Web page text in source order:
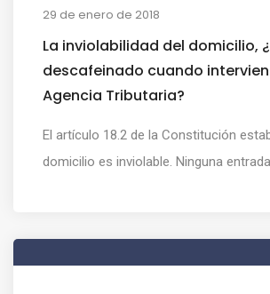
29 de enero de 2018
La inviolabilidad del domicilio,
descafeinado cuando
Agencia Tributaria?
El artículo 18.2 de la Constitución
domicilio es inviolable. Ninguna